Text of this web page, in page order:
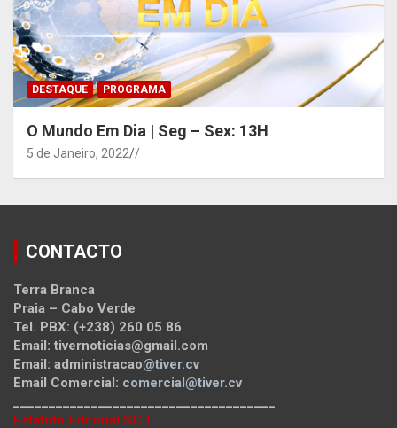
DESTAQUE PROGRAMA
O Mundo Em Dia | Seg – Sex: 13H
5 de Janeiro, 2022 /
CONTACTO
Terra Branca
Praia – Cabo Verde
Tel. PBX: (+238) 260 05 86
Email: tivernoticias@gmail.com
Email: administracao@tiver.cv
Email Comercial: comercial@tiver.cv
Estatuto Editorial SCD